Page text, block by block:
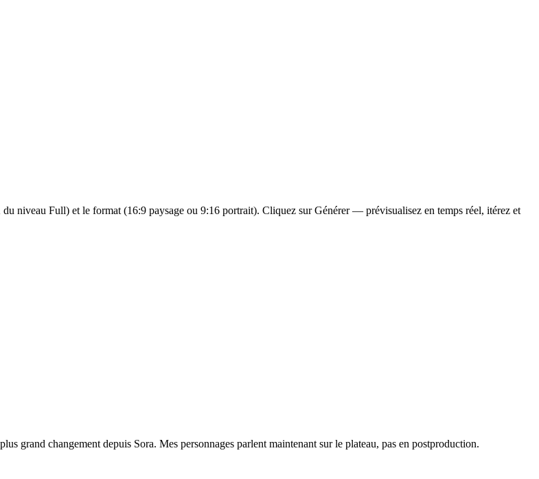
niveau Full) et le format (16:9 paysage ou 9:16 portrait). Cliquez sur Générer — prévisualisez en temps réel, itérez et
grand changement depuis Sora. Mes personnages parlent maintenant sur le plateau, pas en postproduction.